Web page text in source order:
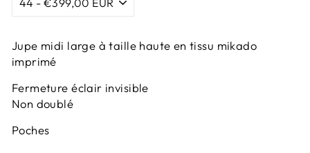
Jupe midi large à taille haute en tissu mikado
imprimé
Fermeture éclair invisible
Non doublé
Poches